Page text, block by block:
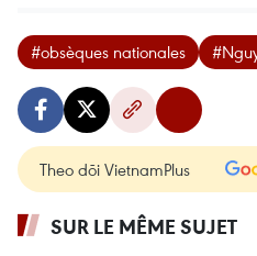
#obsèques nationales
Theo dõi VietnamPlus
SUR LE MÊME SUJET